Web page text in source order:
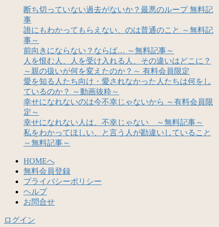
断ち切っていない過去がないか？最悪のループ 無料記
事
誰にもわかってもらえない、のは普通のこと ～無料記
事～
前向きにならない？ならば… ～無料記事～
人を恨む人、人を受け入れる人、その違いはどこに？
～親の扱いが何を変えたのか？～ 有料会員限定
愛を知る人たち向け・愛されなかった人たちは何をし
ているのか？ ～動画抜粋～
幸せになれないのは今不幸じゃないから ～有料会員限
定～
幸せになれない人は、不幸じゃない ～無料記事～
私をわかってほしい、と言う人が勘違いしていること
～無料記事～
HOMEへ
無料会員登録
プライバシーポリシー
ヘルプ
お問合せ
ログイン